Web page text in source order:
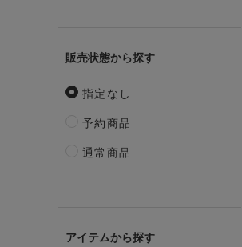
販売状態
指定なし
予約商品
通常商品
アイテム